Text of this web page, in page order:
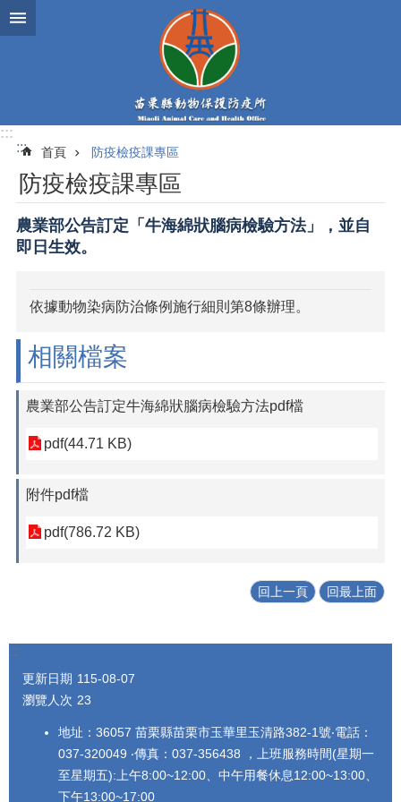
跳到主要內容區塊
:::
:::
首頁 防疫檢疫課專區
防疫檢疫課專區
農業部公告訂定「牛海綿狀腦病檢驗方法」，並自
即日生效。
依據動物染病防治條例施行細則第8條辦理。
相關檔案
農業部公告訂定牛海綿狀腦病檢驗方法pdf檔
pdf(44.71 KB)
附件pdf檔
pdf(786.72 KB)
回上一頁 回最上面
:::
更新日期 115-08-07
瀏覽人次 23
地址：36057 苗栗縣苗栗市玉華里玉清路382-1號‧電話：
037-320049 ‧傳真：037-356438 ，上班服務時間(星期一
至星期五):上午8:00~12:00、中午用餐休息12:00~13:00、
下午13:00~17:00